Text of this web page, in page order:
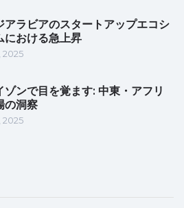
アラビアのスタートアップエコシ
における急上昇
2025
ゾンで目を覚ます: 中東・アフリ
の洞察
2025